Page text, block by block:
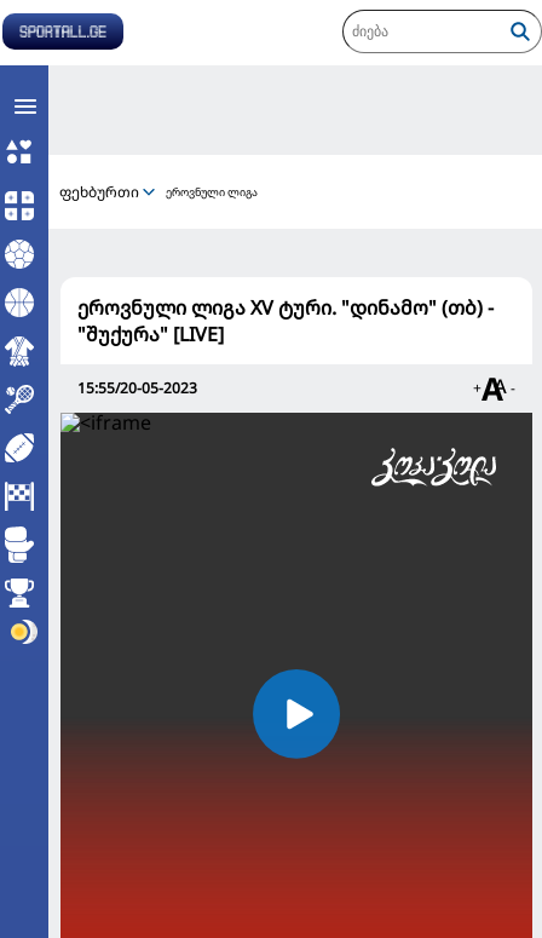
ფეხბურთი ეროვნული ლიგა
ეროვნული ლიგა XV ტური. "დინამო" (თბ) -
"შუქურა" [LIVE]
15:55/20-05-2023 + -